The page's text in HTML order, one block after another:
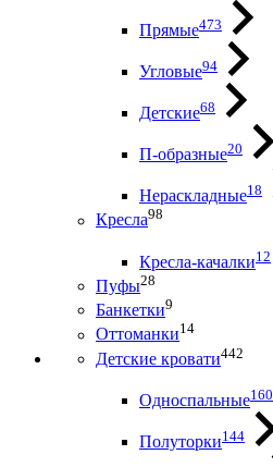
Прямые473
Угловые94
Детские68
П-образные20
Нераскладные18
Кресла98
Кресла-качалки12
Пуфы28
Банкетки9
Оттоманки14
Детские кровати442
Односпальные160
Полуторки144